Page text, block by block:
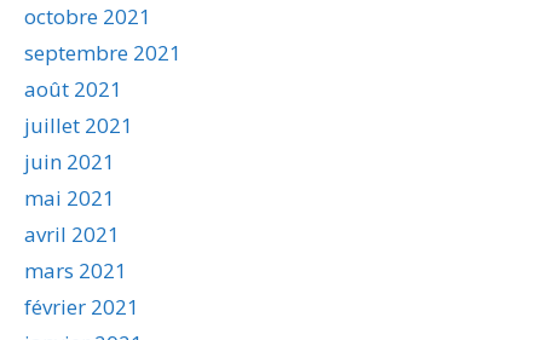
octobre 2021
septembre 2021
août 2021
juillet 2021
juin 2021
mai 2021
avril 2021
mars 2021
février 2021